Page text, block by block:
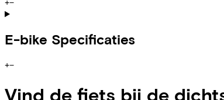
+−
E-bike Specificaties
+−
Vind de fiets bij de